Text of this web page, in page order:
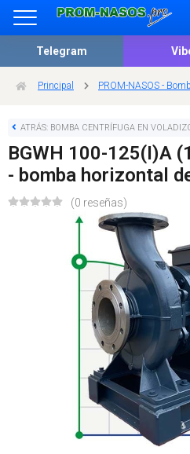
Telegram
Principal PROM-NASOS -
ATRÁS: BOMBA CENTRÍFUGA EN
BGWH 100-125(I)A
- bomba horizontal
(0 reseñas)